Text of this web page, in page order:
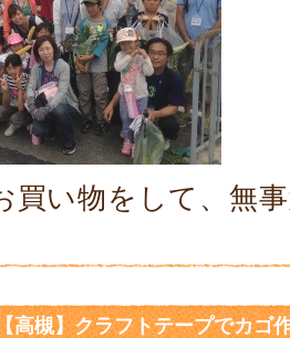
買い物をして、無
高槻】クラフトテープでカゴ